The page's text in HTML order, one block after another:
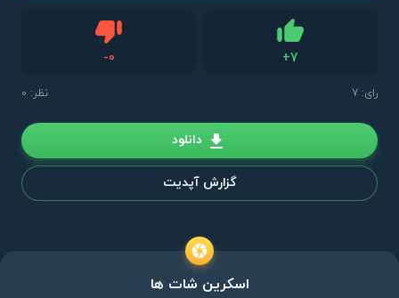
+7
-0دیس لایک
رای: 7 نظر: 0
دانلود
گزارش آپدیت
اسکرین شات ها